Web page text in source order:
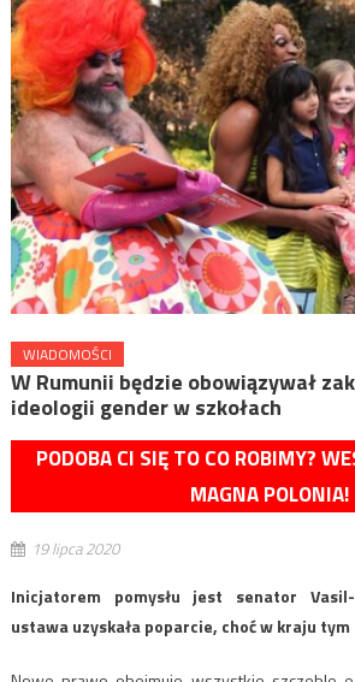
WIADOMOŚCI
W Rumunii będzie obowiązywał
ideologii gender w szkołach
PODOBA CI SIĘ TO CO ROBIMY?
MAGNA POLONIA!
19 lipca 2020
Inicjatorem pomysłu jest senator
ustawa uzyskała poparcie, choć w kraju